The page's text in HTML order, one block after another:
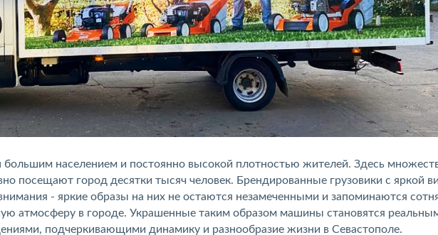
большим населением и постоянно высокой плотностью жителей. Здесь
посещают город десятки тысяч человек. Брендированные грузовики с яркой
- яркие образы на них не остаются незамеченными и запоминаются
атмосферу в городе. Украшенные таким образом машины становятся
подчеркивающими динамику и разнообразие жизни в Севастополе.